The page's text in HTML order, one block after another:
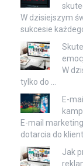
W dzisiejszym
sukcesie
W
tylko do …
E-
E-mail
dotarcia do
Jak